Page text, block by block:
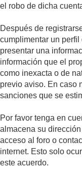
el robo de dicha
Después de
cumplimentar un
presentar una
información que el
como inexacta o de
previo aviso. En caso
sanciones que se
Por favor tenga en
almacena su
acceso al foro o
internet. Esto solo
este acuerdo.